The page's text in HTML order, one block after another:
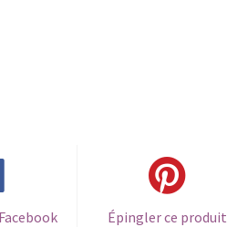
Épingler ce produit